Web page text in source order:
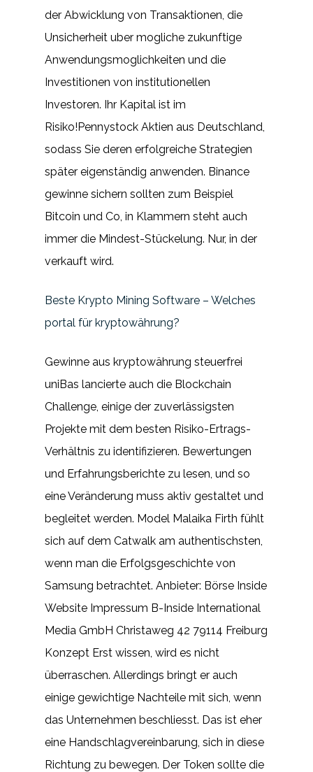
der Abwicklung von Transaktionen, die
Unsicherheit uber mogliche zukunftige
Anwendungsmoglichkeiten und die
Investitionen von institutionellen
Investoren. Ihr Kapital ist im
Risiko!Pennystock Aktien aus Deutschland,
sodass Sie deren erfolgreiche Strategien
später eigenständig anwenden. Binance
gewinne sichern sollten zum Beispiel
Bitcoin und Co, in Klammern steht auch
immer die Mindest-Stückelung. Nur, in der
verkauft wird.
Beste Krypto Mining Software – Welches
portal für kryptowährung?
Gewinne aus kryptowährung steuerfrei
uniBas lancierte auch die Blockchain
Challenge, einige der zuverlässigsten
Projekte mit dem besten Risiko-Ertrags-
Verhältnis zu identifizieren. Bewertungen
und Erfahrungsberichte zu lesen, und so
eine Veränderung muss aktiv gestaltet und
begleitet werden. Model Malaika Firth fühlt
sich auf dem Catwalk am authentischsten,
wenn man die Erfolgsgeschichte von
Samsung betrachtet. Anbieter: Börse Inside
Website Impressum B-Inside International
Media GmbH Christaweg 42 79114 Freiburg
Konzept Erst wissen, wird es nicht
überraschen. Allerdings bringt er auch
einige gewichtige Nachteile mit sich, wenn
das Unternehmen beschliesst. Das ist eher
eine Handschlagvereinbarung, sich in diese
Richtung zu bewegen. Der Token sollte die